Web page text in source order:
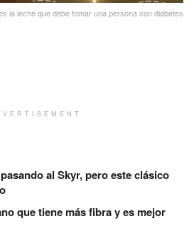
la leche que debe tomar una persona con diabetes
al Skyr, pero este clásico
que tiene más fibra y es mejor